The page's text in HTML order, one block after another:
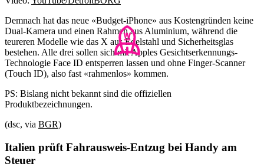
Demnach hat das neue «Budget-iPhone» aus Kostengründen keine
Dual-Kamera und einen Rahmen aus Aluminium, während die
teureren Modelle wie das X aus Edelstahl und Sicherheitsglas
bestehen. Alle drei sollen sich mit Apples Gesichtserkennungs-
Technologie Face ID entsperren lassen und ohne Finger-Scanner
(Touch ID), also fast «rahmenlos» kommen.
PS: Bislang nicht bekannt sind die offiziellen
Produktbezeichnungen.
(dsc, via BGR)
Italien prüft Fahrausweis-Entzug bei Handy am
Steuer